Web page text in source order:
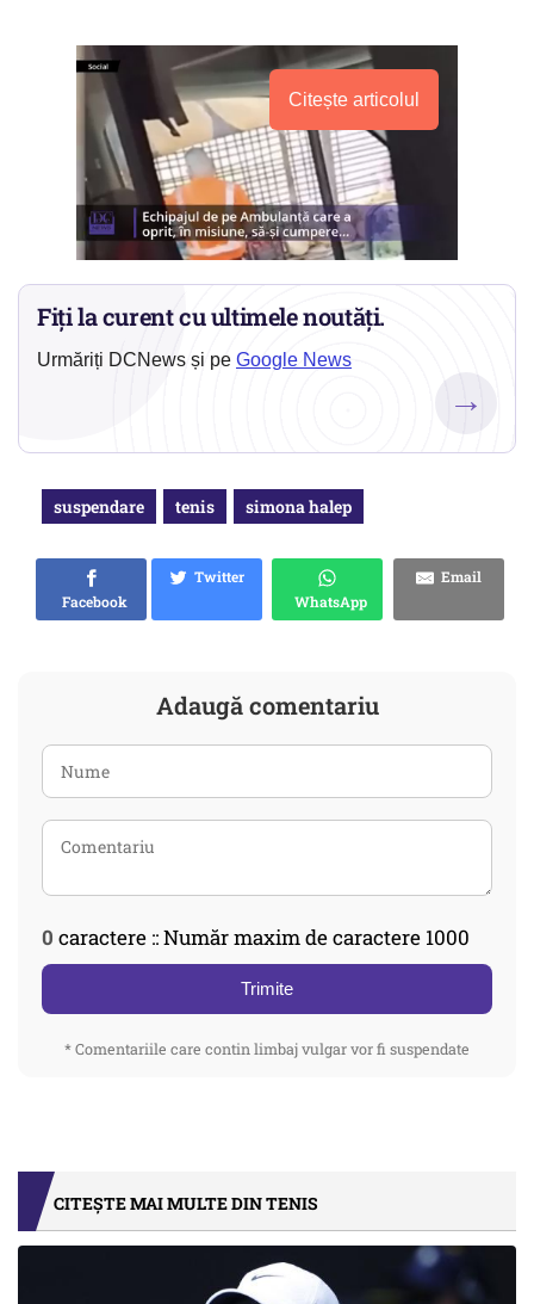
Citește articolul
Fiți la curent cu ultimele noutăți.
Urmăriți DCNews și pe Google News
→
suspendare tenis simona halep
Facebook
Twitter
WhatsApp
Email
Adaugă comentariu
0 caractere :: Număr maxim de caractere 1000
Trimite
* Comentariile care contin limbaj vulgar vor fi suspendate
CITEȘTE MAI MULTE DIN TENIS